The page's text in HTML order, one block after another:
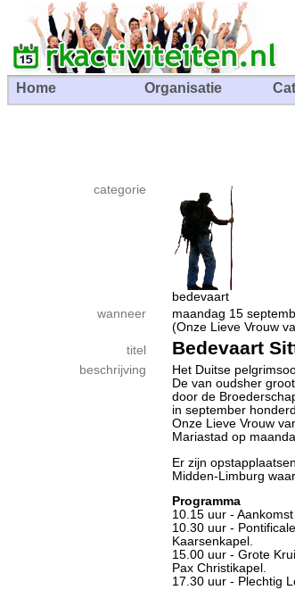
Home Organisatie
categorie
bedevaart
wanneer
maandag 15
(Onze Lieve Vrouw
titel
Bedevaart
beschrijving
Het Duitse
De van oudsher
door de
in september
Onze Lieve Vrouw
Mariastad op
Er zijn
Midden-Limburg
Programma
10.15 uur -
10.30 uur -
Kaarsenkapel.
15.00 uur - Grote
Pax Christikapel.
17.30 uur - Plechtig